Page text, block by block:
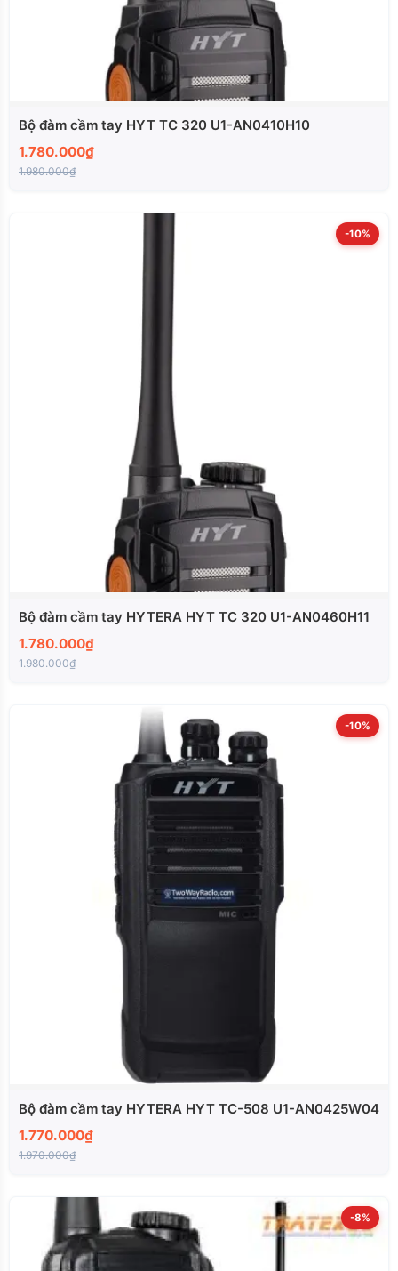
Bộ đàm cầm tay HYT TC 320 U1-AN0410H10
1.780.000₫
1.980.000₫
-10%
Bộ đàm cầm tay HYTERA HYT TC 320 U1-AN0460H11
1.780.000₫
1.980.000₫
-10%
Bộ đàm cầm tay HYTERA HYT TC-508 U1-AN0425W04
1.770.000₫
1.970.000₫
-8%